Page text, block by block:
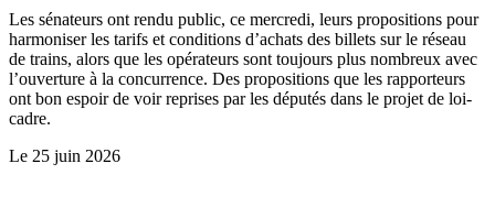
Les sénateurs ont rendu public, ce mercredi, leurs propositions pour
harmoniser les tarifs et conditions d’achats des billets sur le réseau
de trains, alors que les opérateurs sont toujours plus nombreux avec
l’ouverture à la concurrence. Des propositions que les rapporteurs
ont bon espoir de voir reprises par les députés dans le projet de loi-
cadre.
Le 25 juin 2026